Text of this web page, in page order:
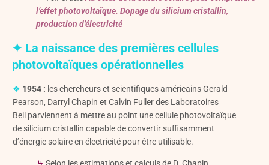
l’effet photovoltaïque. Dopage du silicium cristallin,
production d’électricité
✦ La naissance des premières cellules
photovoltaïques opérationnelles
❖ 1954 : les chercheurs et scientifiques américains Gerald
Pearson, Darryl Chapin et Calvin Fuller des Laboratoires
Bell parviennent à mettre au point une cellule photovoltaïque
de silicium cristallin capable de convertir suffisamment
d’énergie solaire en électricité pour être utilisable.